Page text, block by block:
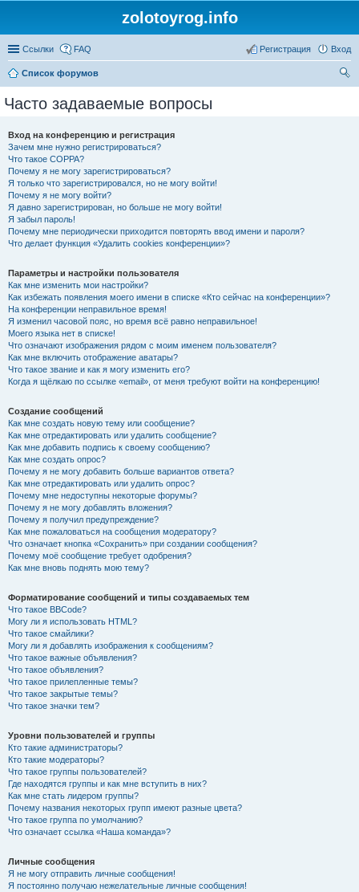
zolotoyrog.info
Ссылки FAQ Вход
Регистрация
Список форумов
Часто задаваемые вопросы
Вход на конференцию и регистрация
Зачем мне нужно регистрироваться?
Что такое COPPA?
Почему я не могу зарегистрироваться?
Я только что зарегистрировался, но не могу войти!
Почему я не могу войти?
Я давно зарегистрирован, но больше не могу войти!
Я забыл пароль!
Почему мне периодически приходится повторять ввод имени и пароля?
Что делает функция «Удалить cookies конференции»?
Параметры и настройки пользователя
Как мне изменить мои настройки?
Как избежать появления моего имени в списке «Кто сейчас на конференции»?
На конференции неправильное время!
Я изменил часовой пояс, но время всё равно неправильное!
Моего языка нет в списке!
Что означают изображения рядом с моим именем пользователя?
Как мне включить отображение аватары?
Что такое звание и как я могу изменить его?
Когда я щёлкаю по ссылке «email», от меня требуют войти на конференцию!
Создание сообщений
Как мне создать новую тему или сообщение?
Как мне отредактировать или удалить сообщение?
Как мне добавить подпись к своему сообщению?
Как мне создать опрос?
Почему я не могу добавить больше вариантов ответа?
Как мне отредактировать или удалить опрос?
Почему мне недоступны некоторые форумы?
Почему я не могу добавлять вложения?
Почему я получил предупреждение?
Как мне пожаловаться на сообщения модератору?
Что означает кнопка «Сохранить» при создании сообщения?
Почему моё сообщение требует одобрения?
Как мне вновь поднять мою тему?
Форматирование сообщений и типы создаваемых тем
Что такое BBCode?
Могу ли я использовать HTML?
Что такое смайлики?
Могу ли я добавлять изображения к сообщениям?
Что такое важные объявления?
Что такое объявления?
Что такое прилепленные темы?
Что такое закрытые темы?
Что такое значки тем?
Уровни пользователей и группы
Кто такие администраторы?
Кто такие модераторы?
Что такое группы пользователей?
Где находятся группы и как мне вступить в них?
Как мне стать лидером группы?
Почему названия некоторых групп имеют разные цвета?
Что такое группа по умолчанию?
Что означает ссылка «Наша команда»?
Личные сообщения
Я не могу отправить личные сообщения!
Я постоянно получаю нежелательные личные сообщения!